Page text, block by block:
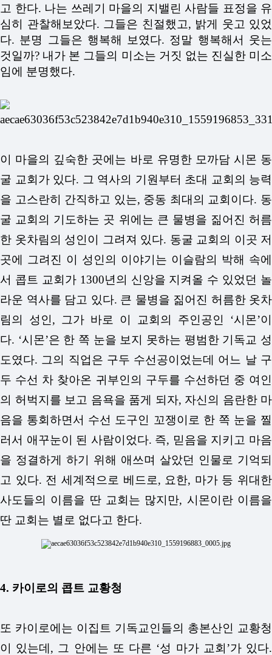
고 한다. 나는 쓰레기 마을의 지밸린 사람들 표정을 유
심히 관찰해보았다. 그들은 친절했고, 밝게 웃고 있었
다. 분명 그들은 행복해 보였다. 정말 행복해서 웃는
것일까? 내가 본 그들의 미소는 거짓 없는 진실한 미소
임에 분명했다.
이 마을의 깊숙한 곳에는 바로 유명한 모까담 시몬 동
굴 교회가 있다. 그 역사의 기원부터 초대 교회의 능력
을 고스란히 간직하고 있는, 중동 최대의 교회이다. 동
굴 교회의 기도하는 곳 위에는 큰 물병을 짊어진 허름
한 옷차림의 성인이 그려져 있다. 동굴 교회의 이곳 저
곳에 그려진 이 성인의 이야기는 이슬람의 박해 속에
서 콥트 교회가 1300년의 신앙을 지켜올 수 있었던 놀
라운 역사를 담고 있다. 큰 물병을 짊어진 허름한 옷차
림의 성인, 그가 바로 이 교회의 주인공인 ‘시몬’이
다. ‘시몬’은 한 쪽 눈을 보지 못하는 평범한 기독교 성
도였다. 그의 직업은 구두 수선공이었는데 어느 날 구
두 수선 차 찾아온 귀부인의 구두를 수선하던 중 여인
의 허벅지를 보고 음욕을 품게 되자, 자신의 음란한 마
음을 통회하면서 수선 도구인 꼬쟁이로 한 쪽 눈을 찔
러서 애꾸눈이 된 사람이었다. 즉, 믿음을 지키고 마음
을 정결하게 하기 위해 애쓰며 살았던 인물로 기억되
고 있다. 전 세계적으로 베드로, 요한, 마가 등 위대한
사도들의 이름을 딴 교회는 많지만, 시몬이란 이름을
딴 교회는 별로 없다고 한다.
4. 카이로의 콥트 교황청
또 카이로에는 이집트 기독교인들의 총본산인 교황청
이 있는데, 그 안에는 또 다른 ‘성 마가 교회’가 있다.